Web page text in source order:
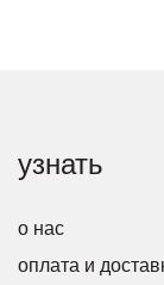
узнать
о нас
оплата и